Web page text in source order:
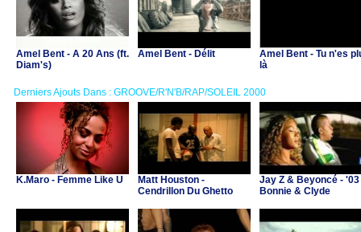
Amel Bent - A 20 Ans (ft.
Diam's)
Amel Bent - Délit
Amel Bent - Tu n'es
là
Derniers Ajouts Dans : GROOVE/R'N'B/RAP/SOLEIL 2000
K.Maro - Femme Like U
Matt Houston -
Cendrillon Du Ghetto
Jay Z & Beyoncé - '03
Bonnie & Clyde